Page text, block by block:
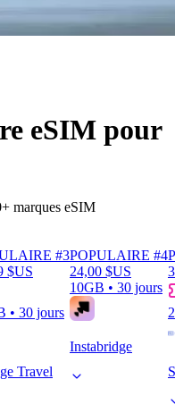
eSIM pour
marques eSIM
#3
$US
• 30 jours
Travel
POPULAIRE #4
24,00 $US
10GB • 30 jours
Instabridge